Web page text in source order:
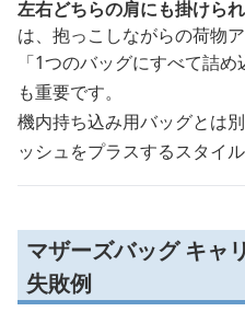
左右どちらの肩にも掛けら
は、抱っこしながらの荷物
「1つのバッグにすべて詰
も重要です。
機内持ち込み用バッグとは
ッシュをプラスするスタイ
マザーズバッグ キャ
失敗例